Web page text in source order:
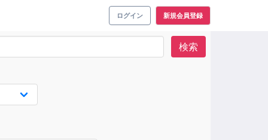
ログイン 新規会員登録
検索